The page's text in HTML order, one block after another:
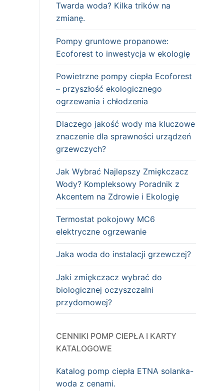
Twarda woda? Kilka trików na
zmianę.
Pompy gruntowe propanowe:
Ecoforest to inwestycja w ekologię
Powietrzne pompy ciepła Ecoforest
– przyszłość ekologicznego
ogrzewania i chłodzenia
Dlaczego jakość wody ma kluczowe
znaczenie dla sprawności urządzeń
grzewczych?
Jak Wybrać Najlepszy Zmiękczacz
Wody? Kompleksowy Poradnik z
Akcentem na Zdrowie i Ekologię
Termostat pokojowy MC6
elektryczne ogrzewanie
Jaka woda do instalacji grzewczej?
Jaki zmiękczacz wybrać do
biologicznej oczyszczalni
przydomowej?
CENNIKI POMP CIEPŁA I KARTY
KATALOGOWE
Katalog pomp ciepła ETNA solanka-
woda z cenami.